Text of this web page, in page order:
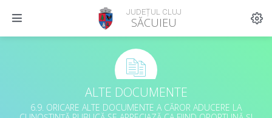
JUDEȚUL CLUJ
SĂCUIEU
ALTE DOCUMENTE
6.9. ORICARE ALTE DOCUMENTE A CĂROR ADUCERE LA